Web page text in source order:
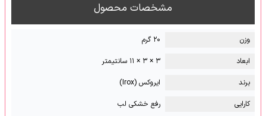
مشخصات محصول
وزن
۲۰ گرم
ابعاد
۳ × ۳ × ۱۱ سانتیمتر
برند
ایروکس (Irox)
کارایی
رفع خشکی لب